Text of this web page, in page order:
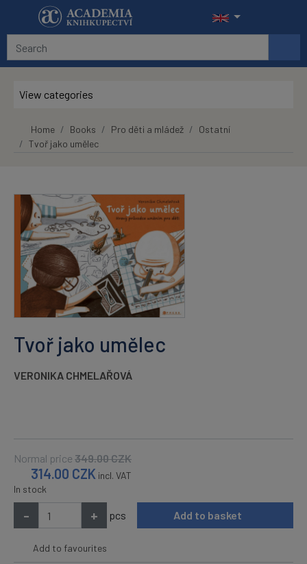
Skip to main content
View categories
Home Books Pro děti a mládež
Ostatní
Tvoř jako umělec
Tvoř jako umělec
VERONIKA CHMELAŘOVÁ
Normal price 349.00CZK
314.00 CZK incl. VAT
In stock
- + pcs Add to basket
Add to favourites